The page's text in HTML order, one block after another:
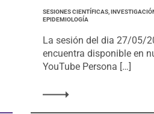
SESIONES CIENTÍFICAS,
EPIDEMIOLOGÍA
La sesión del dia 27/05/
encuentra disponible en
YouTube Persona […]